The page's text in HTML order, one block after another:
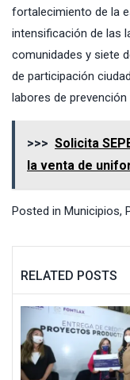
fortalecimiento de la
intensificación de las
comunidades y siete
de participación
labores de
>>> Solicita
la venta de
Posted in Municipios,
RELATED POSTS